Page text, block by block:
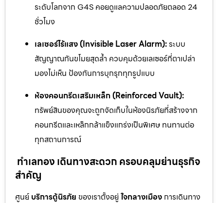
ระดับโลกจาก G4S คอยดูแลความปลอดภัยตลอด 24
ชั่วโมง
เลเซอร์ไร้แสง (Invisible Laser Alarm):ระบบ
สัญญาณกันขโมยสุดล้ำ ควบคุมด้วยเลเซอร์ที่ตาเปล่า
มองไม่เห็น ป้องกันการบุกรุกทุกรูปแบบ
ห้องคอนกรีตเสริมเหล็ก (Reinforced Vault):
ทรัพย์สินของคุณจะถูกจัดเก็บในห้องนิรภัยที่สร้างจาก
คอนกรีตและเหล็กกล้าแข็งแกร่งเป็นพิเศษ ทนทานต่อ
ทุกสถานการณ์
ทำเลทอง เดินทางสะดวก ครอบคลุมย่านธุรกิจ
สำคัญ
ศูนย์ บริการตู้นิรภัย ของเราตั้งอยู่ ใจกลางเมือง การเดินทาง